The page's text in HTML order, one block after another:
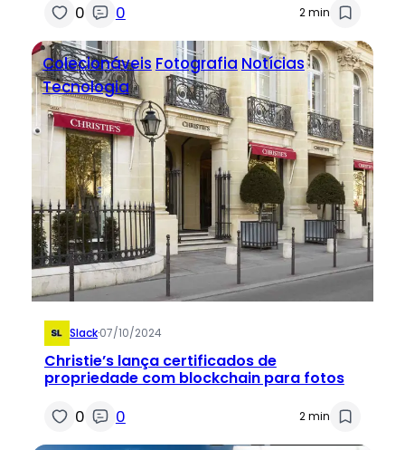
0 0 2 min
Colecionáveis Fotografia Notícias
Tecnologia
Slack·07/10/2024
Christie’s lança certificados de
propriedade com blockchain para fotos
0 0 2 min